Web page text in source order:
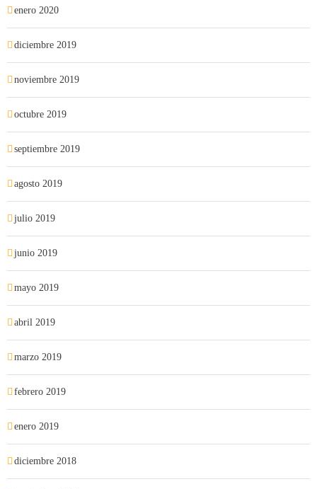
enero 2020
diciembre 2019
noviembre 2019
octubre 2019
septiembre 2019
agosto 2019
julio 2019
junio 2019
mayo 2019
abril 2019
marzo 2019
febrero 2019
enero 2019
diciembre 2018